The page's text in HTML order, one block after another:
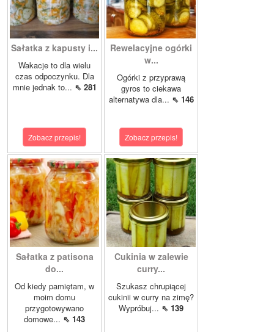
Sałatka z kapusty i...
Wakacje to dla wielu
czas odpoczynku. Dla
mnie jednak to... ⇖ 281
Zobacz przepis!
Rewelacyjne ogórki
w...
Ogórki z przyprawą
gyros to ciekawa
alternatywa dla... ⇖ 146
Zobacz przepis!
Sałatka z patisona
do...
Od kiedy pamiętam, w
moim domu
przygotowywano
domowe... ⇖ 143
Cukinia w zalewie
curry...
Szukasz chrupiącej
cukinii w curry na zimę?
Wypróbuj... ⇖ 139